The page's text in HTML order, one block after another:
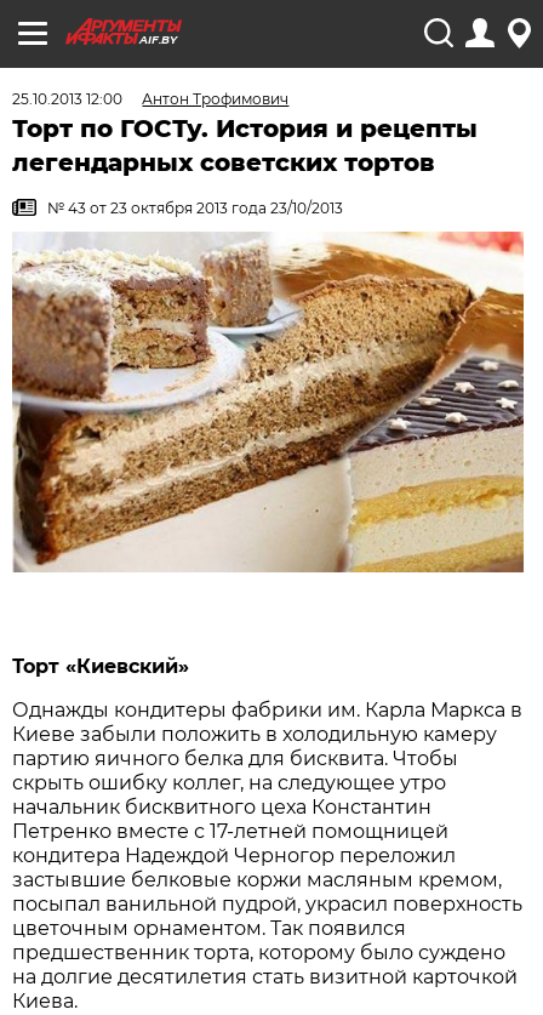
AIF.BY
25.10.2013 12:00 Антон Трофимович
Торт по ГОСТу. История и рецепты
легендарных советских тортов
№ 43 от 23 октября 2013 года 23/10/2013
Торт «Киевский»
Однажды кондитеры фабрики им. Карла Маркса в
Киеве забыли положить в холодильную камеру
партию яичного белка для бисквита. Чтобы
скрыть ошибку коллег, на следующее утро
начальник бисквитного цеха Константин
Петренко вместе с 17-летней помощницей
кондитера Надеждой Черногор переложил
застывшие белковые коржи масляным кремом,
посыпал ванильной пудрой, украсил поверхность
цветочным орнаментом. Так появился
предшественник торта, которому было суждено
на долгие десятилетия стать визитной карточкой
Киева.